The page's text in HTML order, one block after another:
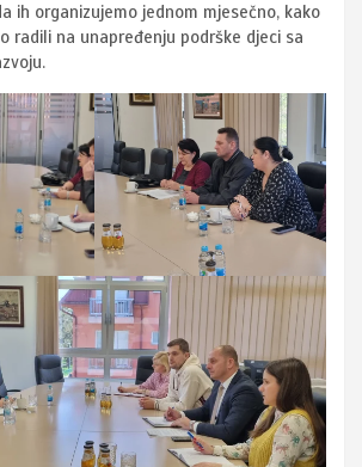
ih organizujemo jednom mjesečno, kako
radili na unapređenju podrške djeci sa